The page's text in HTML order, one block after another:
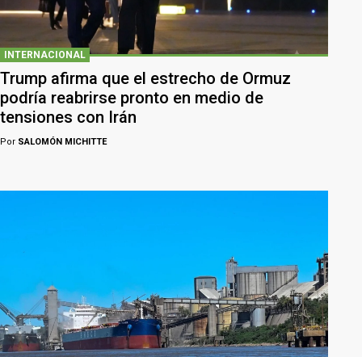
INTERNACIONAL
Trump afirma que el estrecho de Ormuz
podría reabrirse pronto en medio de
tensiones con Irán
Por SALOMÓN MICHITTE